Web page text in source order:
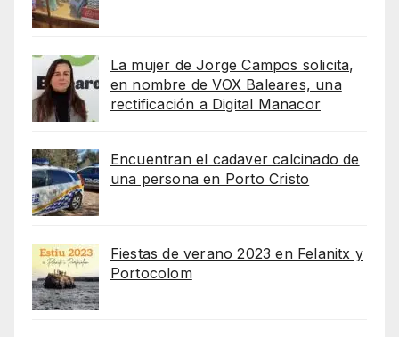
La mujer de Jorge Campos solicita,
en nombre de VOX Baleares, una
rectificación a Digital Manacor
Encuentran el cadaver calcinado de
una persona en Porto Cristo
Fiestas de verano 2023 en Felanitx y
Portocolom